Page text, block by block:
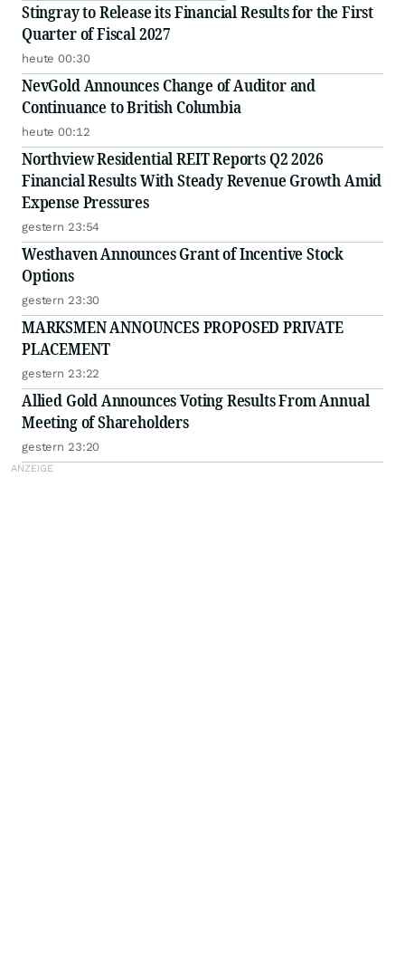
Stingray to Release its Financial Results for the First
Quarter of Fiscal 2027
heute 00:30
NevGold Announces Change of Auditor and
Continuance to British Columbia
heute 00:12
Northview Residential REIT Reports Q2 2026
Financial Results With Steady Revenue Growth Amid
Expense Pressures
gestern 23:54
Westhaven Announces Grant of Incentive Stock
Options
gestern 23:30
MARKSMEN ANNOUNCES PROPOSED PRIVATE
PLACEMENT
gestern 23:22
Allied Gold Announces Voting Results From Annual
Meeting of Shareholders
gestern 23:20